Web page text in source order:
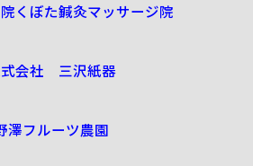
くぼた鍼灸マッサージ院
会社 三沢紙器
澤フルーツ農園